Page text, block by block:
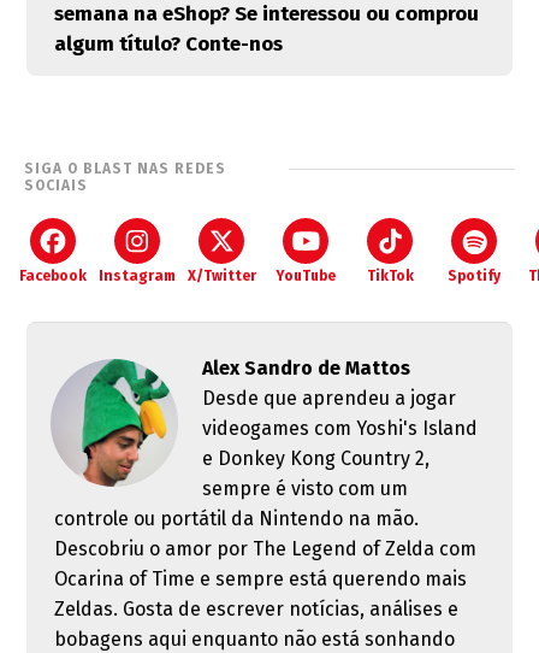
semana na eShop? Se interessou ou comprou
algum título? Conte-nos
SIGA O BLAST NAS REDES
SOCIAIS
Facebook Instagram X/Twitter YouTube TikTok Spotify
Alex Sandro de Mattos
Desde que aprendeu a jogar
videogames com Yoshi's Island
e Donkey Kong Country 2,
sempre é visto com um
controle ou portátil da Nintendo na mão.
Descobriu o amor por The Legend of Zelda com
Ocarina of Time e sempre está querendo mais
Zeldas. Gosta de escrever notícias, análises e
bobagens aqui enquanto não está sonhando